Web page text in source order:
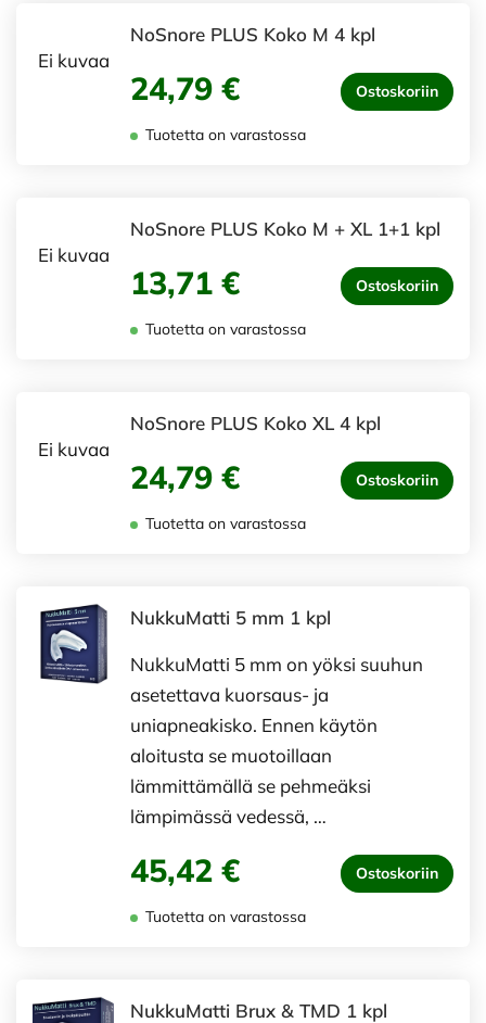
Ei kuvaa
NoSnore PLUS Koko M 4 kpl
24,79 € Ostoskoriin
Tuotetta on varastossa
Ei kuvaa
NoSnore PLUS Koko M + XL 1+1 kpl
13,71 € Ostoskoriin
Tuotetta on varastossa
Ei kuvaa
NoSnore PLUS Koko XL 4 kpl
24,79 € Ostoskoriin
Tuotetta on varastossa
NukkuMatti 5 mm 1 kpl
NukkuMatti 5 mm on yöksi suuhun
asetettava kuorsaus- ja
uniapneakisko. Ennen käytön
aloitusta se muotoillaan
lämmittämällä se pehmeäksi
lämpimässä vedessä, …
45,42 € Ostoskoriin
Tuotetta on varastossa
NukkuMatti Brux & TMD 1 kpl